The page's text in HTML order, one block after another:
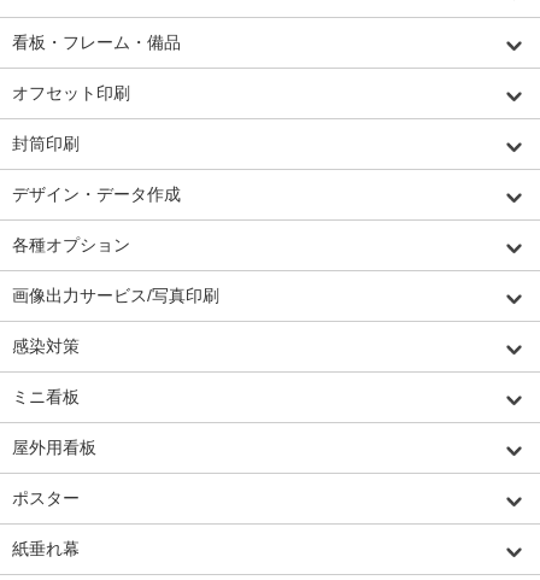
看板・フレーム・備品
オフセット印刷
封筒印刷
デザイン・データ作成
各種オプション
画像出力サービス/写真印刷
感染対策
ミニ看板
屋外用看板
ポスター
紙垂れ幕